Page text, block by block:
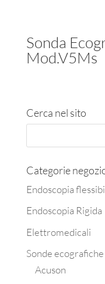
Sonda
Mod.V5Ms
Cerca nel sito
Categorie
Endoscopia
Endoscopia Rigida
Elettromedicali
Sonde ecografiche
Acuson